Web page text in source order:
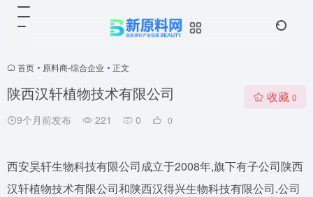
首页 • 原料商-综合企业 • 正文
陕西汉轩植物技术有限公司
9个月前发布 221 0 0
收藏 0
西安昊轩生物科技有限公司成立于2008年,旗下有子公司陕西
汉轩植物技术有限公司和陕西汉得兴生物科技有限公司.公司